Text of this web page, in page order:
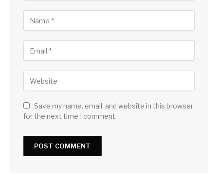
Save my name, email, and website in this browser
for the next time I comment.